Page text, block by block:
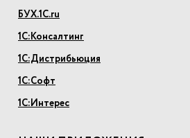
БУХ.1С.ru
1С:Консалтинг
1С:Дистрибьюция
1С:Софт
1С:Интерес